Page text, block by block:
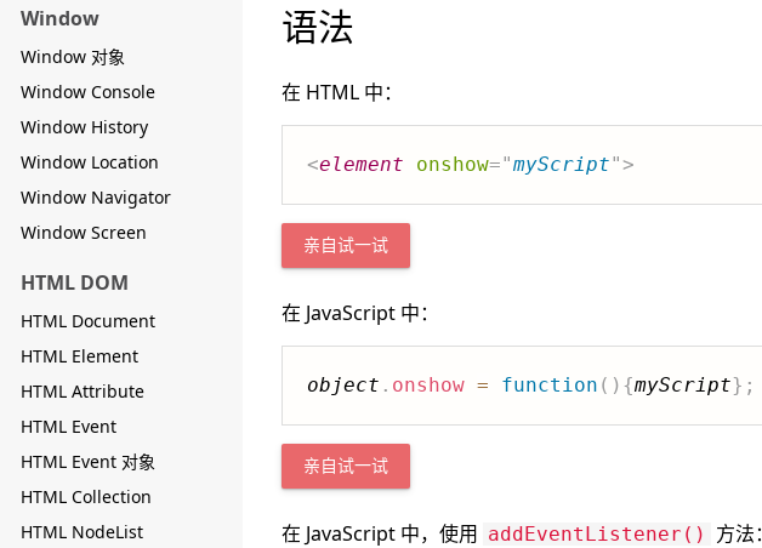
Window
Window 对象
Window Console
Window History
Window Location
Window Navigator
Window Screen
HTML DOM
HTML Document
HTML Element
HTML Attribute
HTML Event
HTML Event 对象
HTML Collection
HTML NodeList
语法
在 HTML 中：
<element onshow="myScript">
亲自试一试
在 JavaScript 中：
object . onshow = function ( ) {myScript} ;
亲自试一试
在 JavaScript 中，使用 addEventListener() 方法：